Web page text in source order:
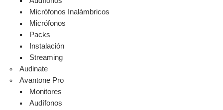
Micrófonos Inalámbricos
Micrófonos
Packs
Instalación
Streaming
Audinate
Avantone Pro
Monitores
Audífonos